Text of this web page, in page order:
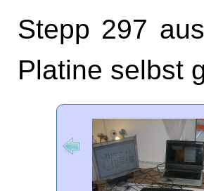
Stepp 297
Platine selbst